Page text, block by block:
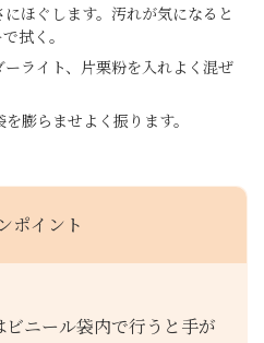
ほぐします。汚れが気になると
拭く。
ライト、片栗粉を入れよく混ぜ
膨らませよく振ります。
ポイント
ニール袋内で行うと手が